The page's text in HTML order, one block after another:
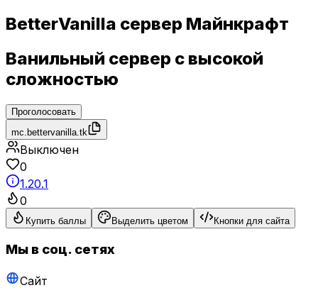
BetterVanilla сервер Майнкрафт
Ванильный сервер с высокой
сложностью
Проголосовать
mc.bettervanilla.tk
Выключен
0
1.20.1
0
Купить баллы Выделить цветом Кнопки для сайта
Мы в соц. сетях
Сайт